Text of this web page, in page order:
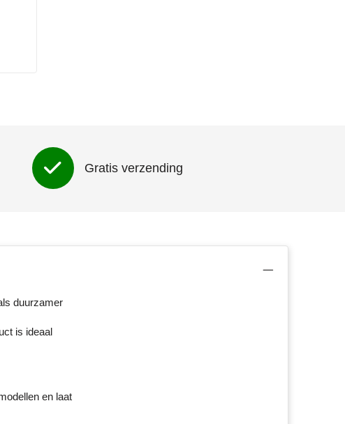
Gratis verzending
duurzamer
is ideaal
en laat